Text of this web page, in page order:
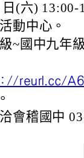
(六) 13:00-
動中心。
~國中九年
reurl.cc/
會稽國中